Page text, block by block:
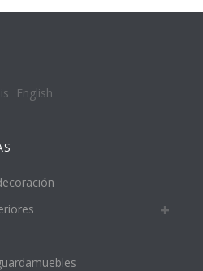
English